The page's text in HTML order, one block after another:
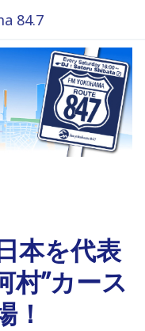
84.7
本を代表
村”カース
！